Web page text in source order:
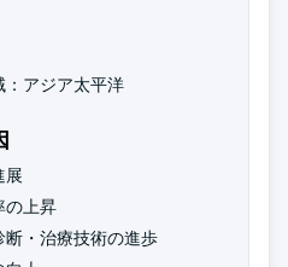
アジア太平洋
展
の上昇
・治療技術の進歩